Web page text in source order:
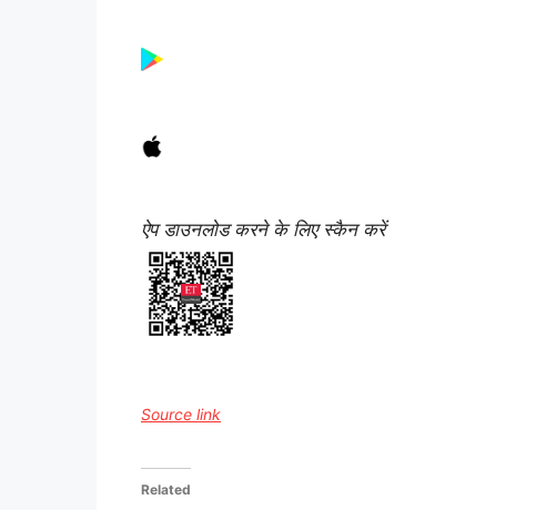
ऐप डाउनलोड करने के लिए स्कैन करें
Source link
Related